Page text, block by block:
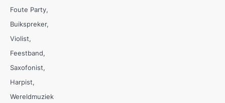
Foute Party
Buikspreker
Violist
Feestband
Saxofonist
Harpist
Wereldmuziek